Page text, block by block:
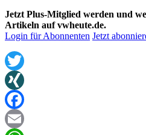
Jetzt Plus-Mitglied werden und
Artikeln auf vwheute.de.
Login für Abonnenten Jetzt
Twitter
XING
Facebook